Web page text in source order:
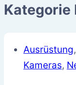
Kategorie
Ausrüstung,
Kameras,